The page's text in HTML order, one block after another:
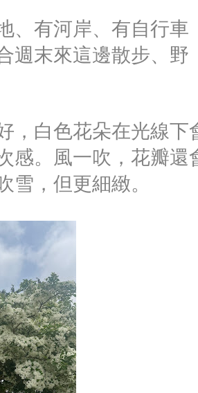
、有河岸、有自行車
週末來這邊散步、野
，白色花朵在光線下
感。風一吹，花瓣還
雪，但更細緻。